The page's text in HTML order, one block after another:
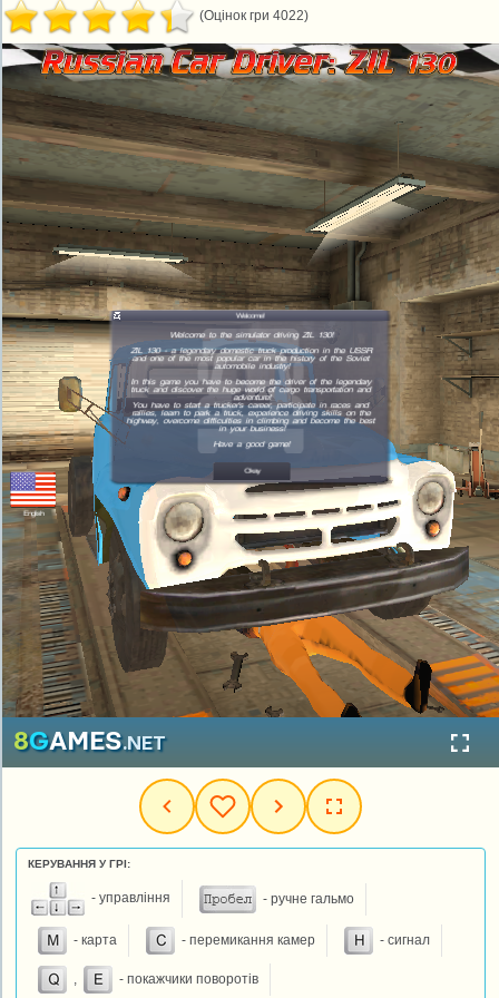
(Оцінок гри 4022)
КЕРУВАННЯ У ГРІ:
- управління - ручне гальмо
- карта - перемикання камер - сигнал
- покажчики поворотів